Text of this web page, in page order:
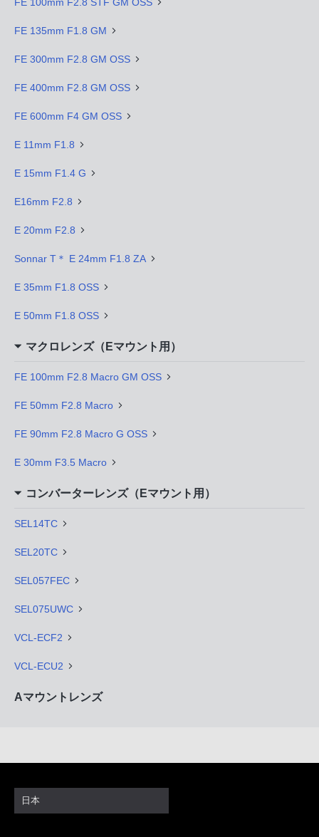
FE 100mm F2.8 STF GM OSS
FE 135mm F1.8 GM
FE 300mm F2.8 GM OSS
FE 400mm F2.8 GM OSS
FE 600mm F4 GM OSS
E 11mm F1.8
E 15mm F1.4 G
E16mm F2.8
E 20mm F2.8
Sonnar T＊ E 24mm F1.8 ZA
E 35mm F1.8 OSS
E 50mm F1.8 OSS
マクロレンズ（Eマウント用）
FE 100mm F2.8 Macro GM OSS
FE 50mm F2.8 Macro
FE 90mm F2.8 Macro G OSS
E 30mm F3.5 Macro
コンバーターレンズ（Eマウント用）
SEL14TC
SEL20TC
SEL057FEC
SEL075UWC
VCL-ECF2
VCL-ECU2
Aマウントレンズ
日本